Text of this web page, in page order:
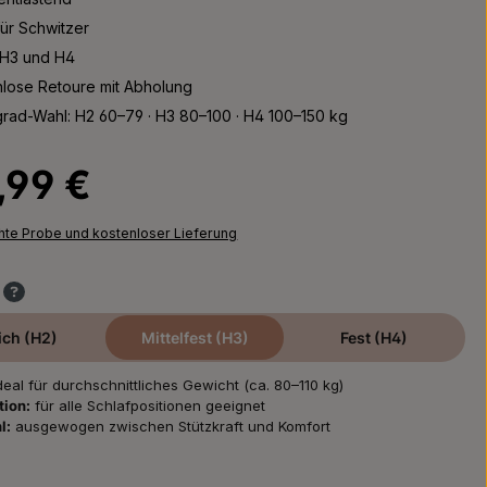
Schwitzer
und H4
Retoure mit Abholung
Wahl: H2 60–79 · H3 80–100 · H4 100–150 kg
€
Probe und kostenloser Lieferung
(H2) Mittelfest (H3) Fest (H4)
für durchschnittliches Gewicht (ca. 80–110 kg)
für alle Schlafpositionen geeignet
ausgewogen zwischen Stützkraft und Komfort